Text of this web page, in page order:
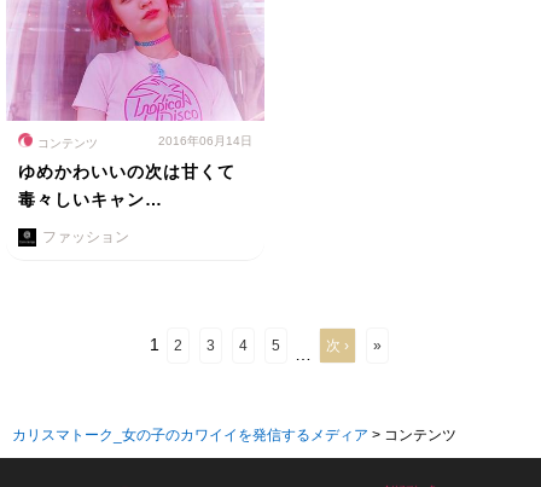
コンテンツ 2016年06月14日
ゆめかわいいの次は甘くて
毒々しいキャン…
ファッション
1 2 3 4 5 次 › »
カリスマトーク_女の子のカワイイを発信するメディア > コンテンツ